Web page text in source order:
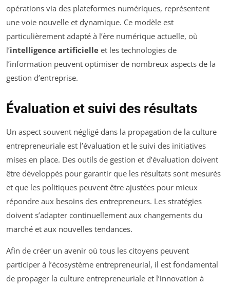
opérations via des plateformes numériques, représentent
une voie nouvelle et dynamique. Ce modèle est
particulièrement adapté à l’ère numérique actuelle, où
l’intelligence artificielle et les technologies de
l’information peuvent optimiser de nombreux aspects de la
gestion d’entreprise.
Évaluation et suivi des résultats
Un aspect souvent négligé dans la propagation de la culture
entrepreneuriale est l’évaluation et le suivi des initiatives
mises en place. Des outils de gestion et d’évaluation doivent
être développés pour garantir que les résultats sont mesurés
et que les politiques peuvent être ajustées pour mieux
répondre aux besoins des entrepreneurs. Les stratégies
doivent s’adapter continuellement aux changements du
marché et aux nouvelles tendances.
Afin de créer un avenir où tous les citoyens peuvent
participer à l’écosystème entrepreneurial, il est fondamental
de propager la culture entrepreneuriale et l’innovation à